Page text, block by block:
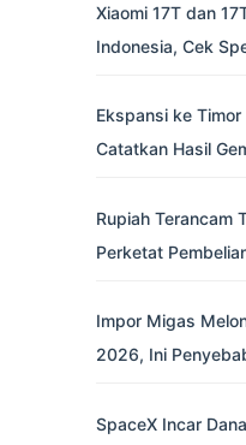
Xiaomi 17T dan
Indonesia, Cek
Ekspansi ke
Catatkan Hasil
Rupiah Terancam
Perketat
Impor Migas
2026, Ini
SpaceX Incar